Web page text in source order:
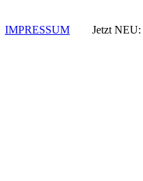
IMPRESSUM Jetzt NEU: